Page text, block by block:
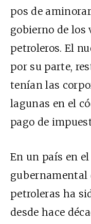
pos de
gobierno de los
petroleros. El
por su parte,
tenían las
lagunas en el
pago de
En un país en
gubernamental
petroleras ha
desde hace